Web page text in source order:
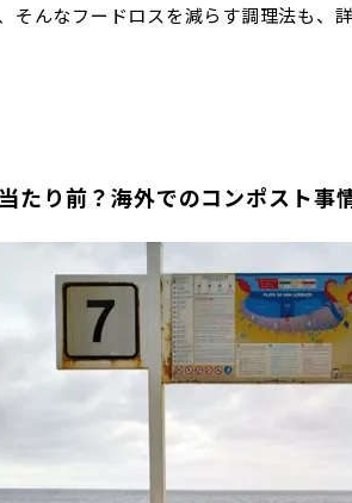
そんなフードロスを減らす調理法も、
たり前？海外でのコンポスト事